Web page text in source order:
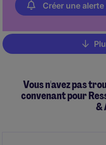
Créer une
Pagination
Vous n'avez pas
convenant pour
&